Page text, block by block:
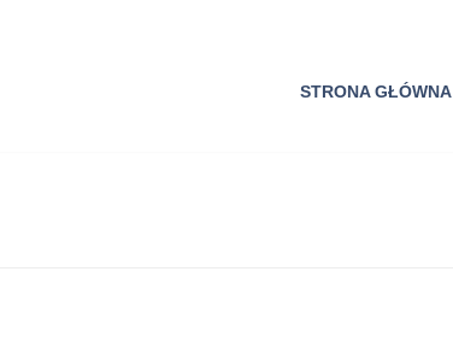
STRONA GŁÓWNA